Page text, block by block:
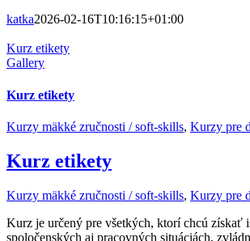
katka2026-02-16T10:16:15+01:00
Kurz etikety
Gallery
Kurz etikety
Kurzy mäkké zručnosti / soft-skills, Kurzy pre
Kurz etikety
Kurzy mäkké zručnosti / soft-skills, Kurzy pre
Kurz je určený pre všetkých, ktorí chcú získať
spoločenských aj pracovných situáciách,